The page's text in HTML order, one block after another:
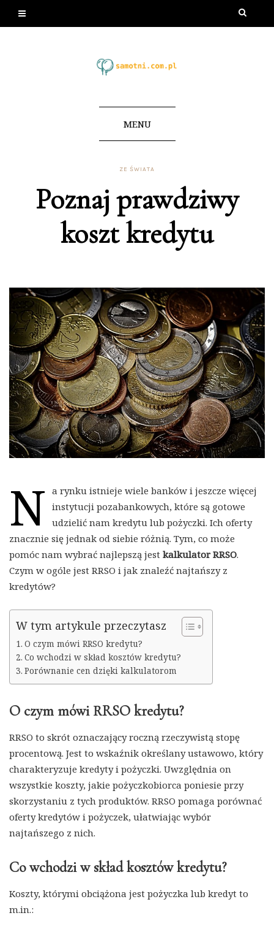
MENU
ZE ŚWIATA
Poznaj prawdziwy
koszt kredytu
N a rynku istnieje wiele banków i jeszcze więcej
instytucji pozabankowych, które są gotowe
udzielić nam kredytu lub pożyczki. Ich oferty
znacznie się jednak od siebie różnią. Tym, co może
pomóc nam wybrać najlepszą jest kalkulator RRSO.
Czym w ogóle jest RRSO i jak znaleźć najtańszy z
kredytów?
W tym artykule przeczytasz
O czym mówi RRSO kredytu?
Co wchodzi w skład kosztów kredytu?
Porównanie cen dzięki kalkulatorom
O czym mówi RRSO kredytu?
RRSO to skrót oznaczający roczną rzeczywistą stopę
procentową. Jest to wskaźnik określany ustawowo, który
charakteryzuje kredyty i pożyczki. Uwzględnia on
wszystkie koszty, jakie pożyczkobiorca poniesie przy
skorzystaniu z tych produktów. RRSO pomaga porównać
oferty kredytów i pożyczek, ułatwiając wybór
najtańszego z nich.
Co wchodzi w skład kosztów kredytu?
Koszty, którymi obciążona jest pożyczka lub kredyt to
m.in.: